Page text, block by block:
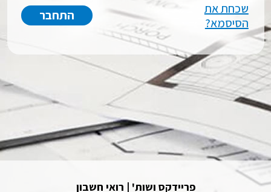
שכחת את
הסיסמא?
פריידקס ושות' | רואי חשבון